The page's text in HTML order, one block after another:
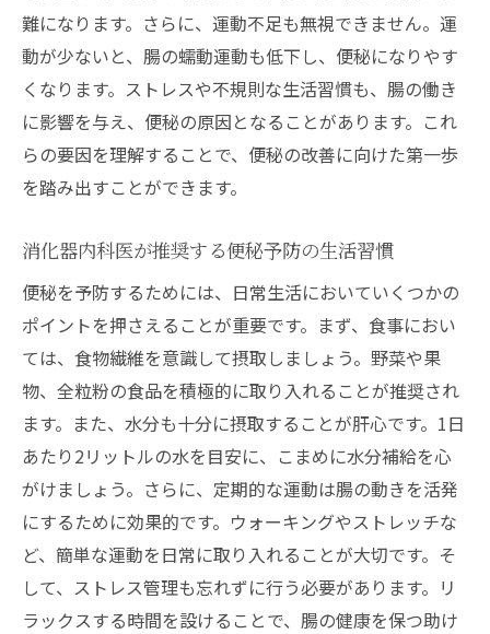
薬を選ぶ際の費用対効果の考慮
消化器内科で処方される便秘薬の種類と特徴を
徹底解説
消化器内科で一般的な便秘薬の種類一覧
浸透圧性下剤の効果と特徴
便秘薬としての食物繊維サプリの利用法
腸内細菌を整えるプロバイオティクスの役
割
便秘薬を処方する際の医師の視点
便秘に悩むあなたに消化器内科医が提案する最
適な薬の選び方
便秘のタイプ別におすすめの薬を紹介
個人の体質に合った便秘薬選びのコツ
長期使用に適した便秘薬の選定法
便秘症状の重症度に応じた薬の使い分け
市販薬と処方薬の違いを知る
難になります。さらに、運動不足も無視できません。運
動が少ないと、腸の蠕動運動も低下し、便秘になりやす
くなります。ストレスや不規則な生活習慣も、腸の働き
に影響を与え、便秘の原因となることがあります。これ
らの要因を理解することで、便秘の改善に向けた第一歩
を踏み出すことができます。
消化器内科医が推奨する便秘予防の生活習慣
便秘を予防するためには、日常生活においていくつかの
ポイントを押さえることが重要です。まず、食事におい
ては、食物繊維を意識して摂取しましょう。野菜や果
物、全粒粉の食品を積極的に取り入れることが推奨され
ます。また、水分も十分に摂取することが肝心です。1日
あたり2リットルの水を目安に、こまめに水分補給を心
がけましょう。さらに、定期的な運動は腸の動きを活発
にするために効果的です。ウォーキングやストレッチな
ど、簡単な運動を日常に取り入れることが大切です。そ
して、ストレス管理も忘れずに行う必要があります。リ
ラックスする時間を設けることで、腸の健康を保つ助け